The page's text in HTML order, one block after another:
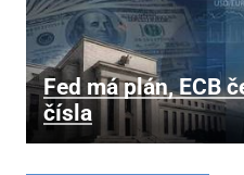
Fed má plán, ECB
čísla